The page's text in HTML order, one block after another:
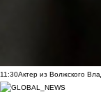
11:30Актер из Волжского